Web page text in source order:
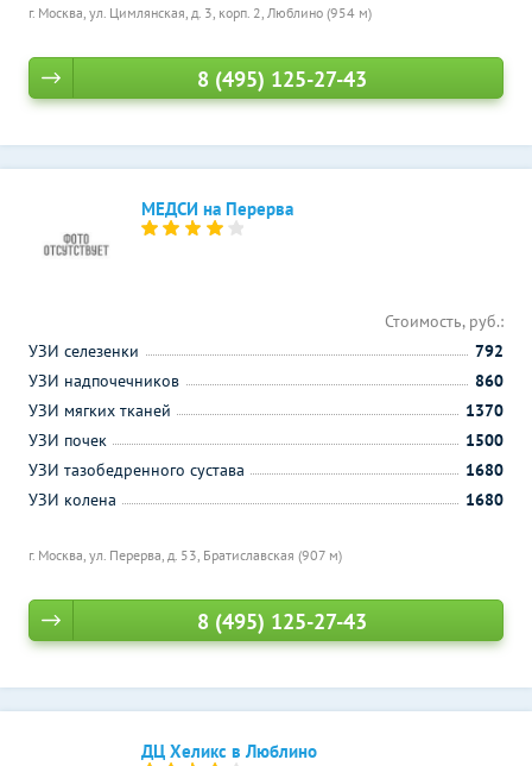
г. Москва, ул. Цимлянская, д. 3, корп. 2, Люблино (954 м)
8 (495) 125-27-43
МЕДСИ на Перерва
г. Москва, ул. Перерва, д. 53, Братиславская (907 м)
Стоимость, руб.:
УЗИ селезенки
792
УЗИ надпочечников
860
УЗИ мягких тканей
1370
УЗИ почек
1500
УЗИ тазобедренного сустава
1680
УЗИ колена
1680
8 (495) 125-27-43
ДЦ Хеликс в Люблино